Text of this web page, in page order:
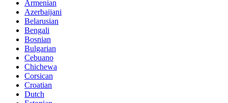
Armenian
Azerbaijani
Belarusian
Bengali
Bosnian
Bulgarian
Cebuano
Chichewa
Corsican
Croatian
Dutch